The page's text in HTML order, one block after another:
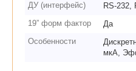
ДУ (интерфейс)
RS-232,
19” форм фактор
Да
Особенности
мкА,